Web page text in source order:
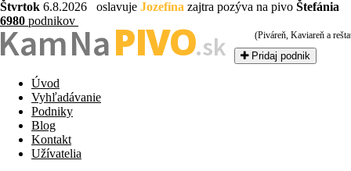
Štvrtok 6.8.2026 oslavuje Jozefína zajtra pozýva na pivo Štefánia
6980 podnikovNaPIVO.sk Pridaj podnik
Úvod
Vyhľadávanie
Podniky
Blog
Kontakt
Užívatelia
(Piváreň, Kaviareň a